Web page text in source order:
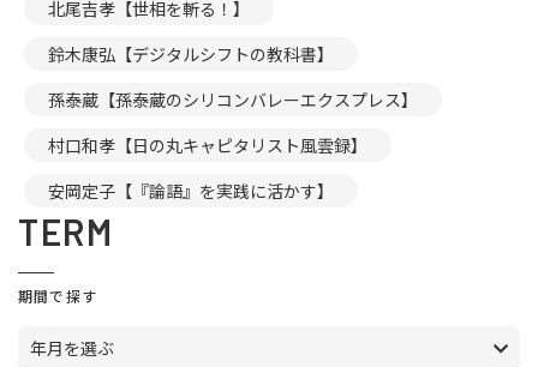
北尾吉孝【世相を斬る！】
鈴木康弘【デジタルシフトの教科書】
孫泰蔵【孫泰蔵のシリコンバレーエクスプレス】
村口和孝【日の丸キャピタリスト風雲録】
安岡定子【『論語』を実践に活かす】
TERM
期間で探す
年月を選ぶ